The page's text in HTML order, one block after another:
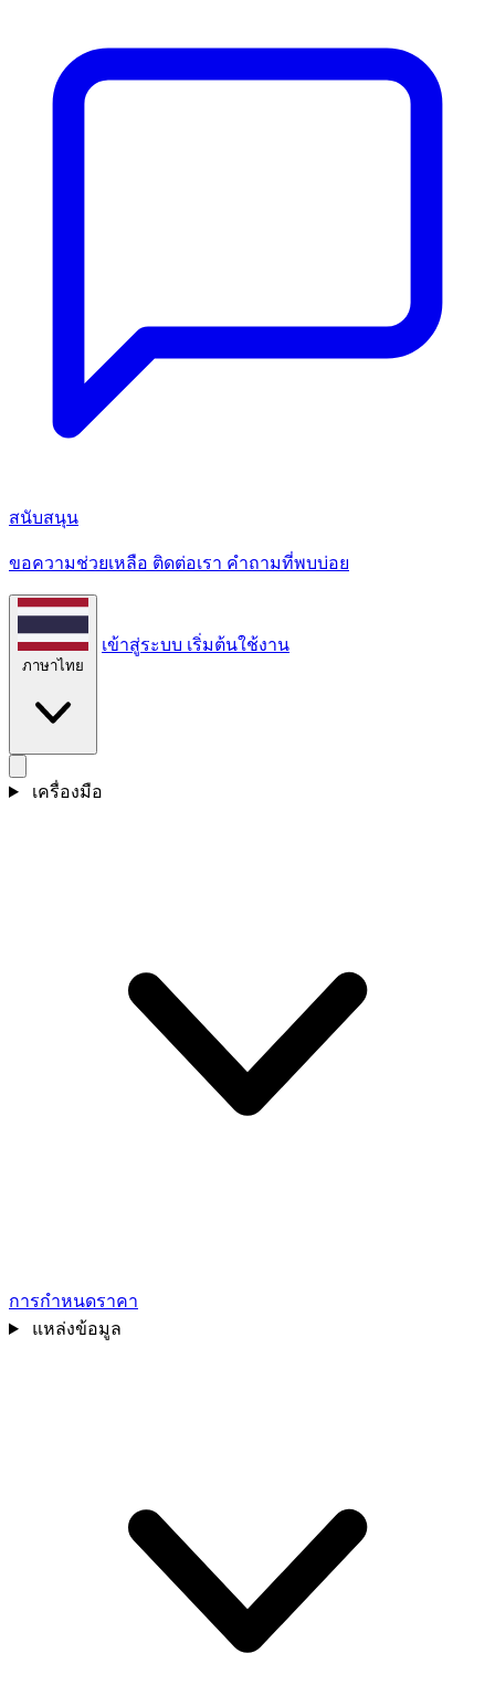
สนับสนุน
ขอความช่วยเหลือ ติดต่อเรา คําถามที่พบบ่อย
ภาษาไทย
เข้าสู่ระบบ เริ่มต้นใช้งาน
เครื่องมือ
การกำหนดราคา
แหล่งข้อมูล